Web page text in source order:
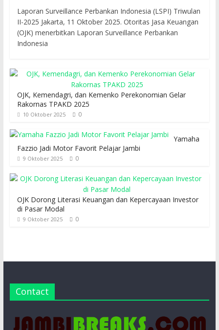
Laporan Surveillance Perbankan Indonesia (LSPI) Triwulan
II-2025 Jakarta, 11 Oktober 2025. Otoritas Jasa Keuangan
(OJK) menerbitkan Laporan Surveillance Perbankan
Indonesia
OJK, Kemendagri, dan Kemenko Perekonomian Gelar
Rakornas TPAKD 2025
10 Oktober 2025 0
Yamaha
Fazzio Jadi Motor Favorit Pelajar Jambi
9 Oktober 2025 0
OJK Dorong Literasi Keuangan dan Kepercayaan Investor
di Pasar Modal
9 Oktober 2025 0
Contact